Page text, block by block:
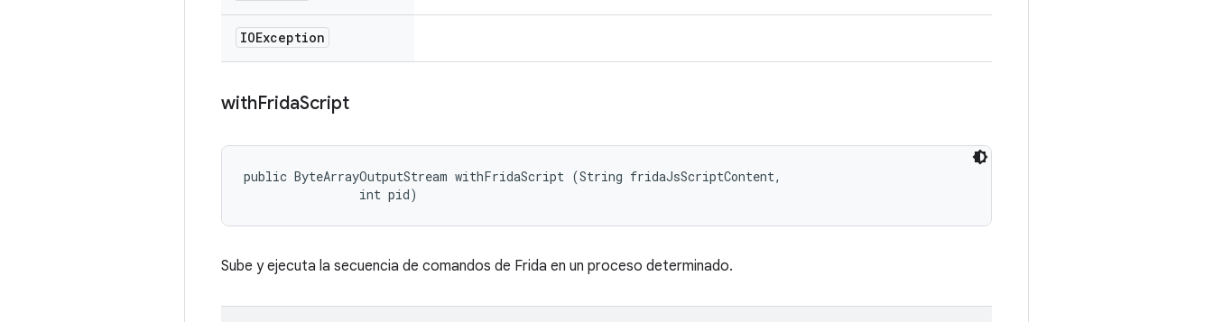
IOException
withFridaScript
public ByteArrayOutputStream withFridaScript (String fridaJsScriptContent,
                int pid)
Sube y ejecuta la secuencia de comandos de Frida en un proceso determinado.